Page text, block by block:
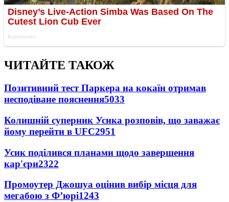
ЧИТАЙТЕ ТАКОЖ
Позитивний тест Паркера на кокаїн отримав
несподіване пояснення5033
Колишній суперник Усика розповів, що заважає
йому перейти в UFC2951
Усик поділився планами щодо завершення
кар'єри2322
Промоутер Джошуа оцінив вибір місця для
мегабою з Ф’юрі1243